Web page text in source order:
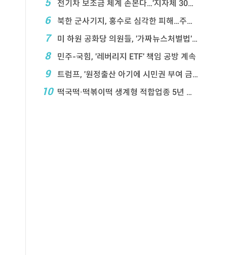
5 전기차 보조금 체계 손본다…'지자체 30％ 매칭' ...
6 북한 군사기지, 홍수로 심각한 피해…주택 수백채 파괴
7 미 하원 공화당 의원들, '가짜뉴스처벌법' 항의 서한
8 민주-국힘, '레버리지 ETF' 책임 공방 계속
9 트럼프, '원정출산 아기에 시민권 부여 금지' 행정 ...
10 떡국떡·떡볶이떡 생계형 적합업종 5년 연장…대기업 ...